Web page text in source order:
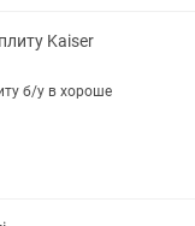
Kaiser
б/у в хороше